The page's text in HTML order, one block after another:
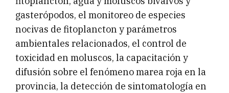
gasterópodos, el monitoreo de especies
nocivas de fitoplancton y parámetros
ambientales relacionados, el control de
toxicidad en moluscos, la capacitación y
difusión sobre el fenómeno marea roja en la
provincia, la detección de sintomatología en